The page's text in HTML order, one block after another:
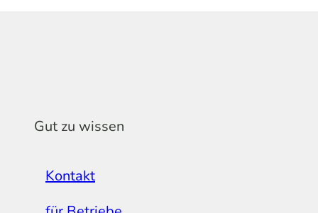
Gut zu wissen
Kontakt